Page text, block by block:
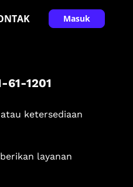
Masuk
61-1201
ketersediaan
layanan